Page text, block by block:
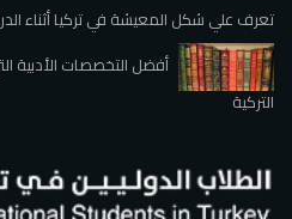
تعرف علي شكل المعيشة في تركيا أثناء
أفضل التخصصات الأدبية
التركية